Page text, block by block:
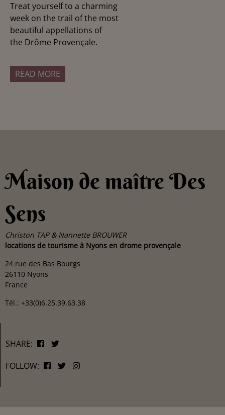
Treat yourself to a charming
week on the trail of the most
beautiful appellations of
the Drôme Provençale.
READ MORE
Maison de maître Des
Sens
Christon TAP & Nannette BROUWER
locations de tourisme à Nyons en drome provençale
24 rue des Bas Bourgs
26110 Nyons
France
Tél.: +33(0)6.25.39.63.38
SHARE:
FOLLOW: